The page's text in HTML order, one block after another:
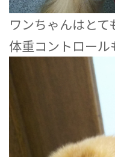
ワンちゃんはと
体重コントロール